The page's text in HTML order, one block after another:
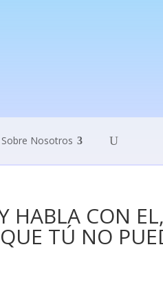
Sobre Nosotros
HABLA CON
TÚ NO